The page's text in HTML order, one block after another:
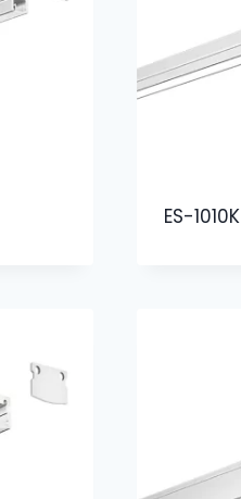
ES-1010K